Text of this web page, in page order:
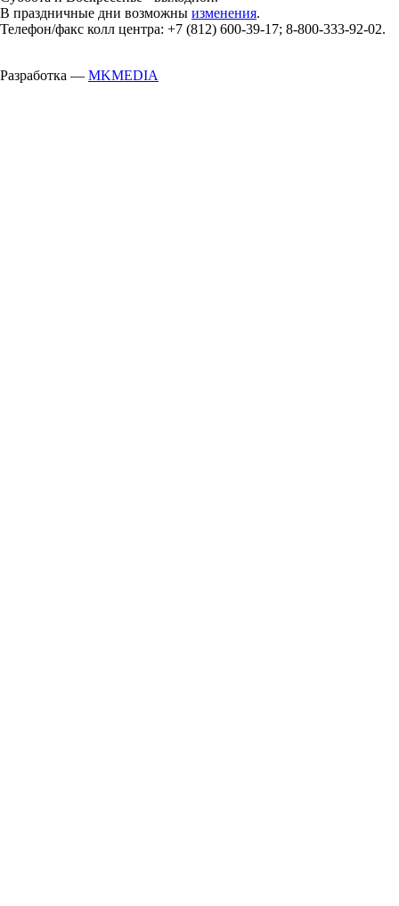
В праздничные дни возможны изменения.
Телефон/факс колл центра: +7 (812) 600-39-17; 8-800-333-92-02.
Разработка — MKMEDIA